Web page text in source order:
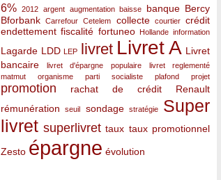
6% 2012 argent augmentation baisse banque Bercy
Bforbank
Carrefour Cetelem collecte courtier
crédit
endettement fiscalité fortuneo Hollande information
Lagarde LDD LEP livret Livret A Livret
bancaire
livret d'épargne populaire
livret reglementé
matmut
organisme parti socialiste plafond projet
promotion rachat de crédit
Renault
rémunération
seuil sondage stratégie
Super
livret superlivret taux taux promotionnel
Zesto épargne évolution